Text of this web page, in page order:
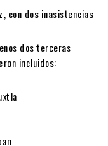
con dos inasistencias
dos terceras
incluidos: